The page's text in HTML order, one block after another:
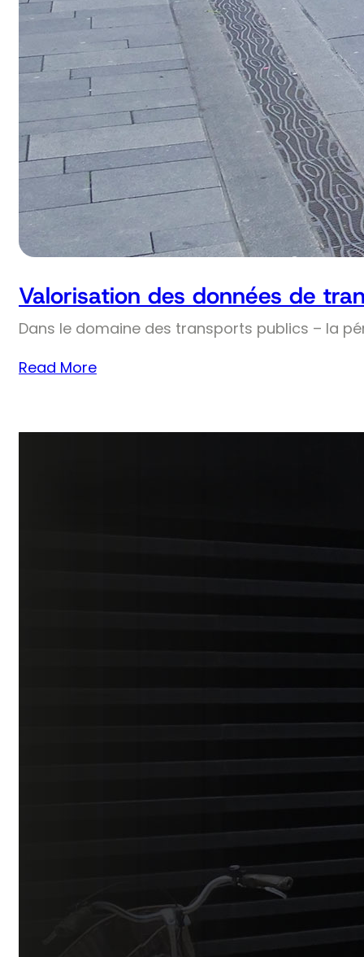
Valorisation des données de
Dans le domaine des transports publics – la
Read More